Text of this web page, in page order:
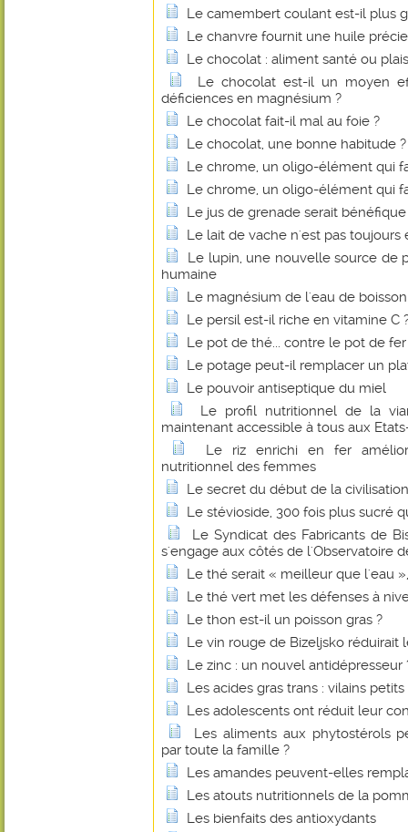
Le camembert coulant est-il plus
Le chanvre fournit une huile
Le chocolat : aliment santé ou
Le chocolat est-il un moyen
déficiences en magnésium ?
Le chocolat fait-il mal au foie ?
Le chocolat, une bonne habitude ?
Le chrome, un oligo-élément qui
Le chrome, un oligo-élément qui
Le jus de grenade serait
Le lait de vache n'est pas toujours
Le lupin, une nouvelle source de
humaine
Le magnésium de l'eau de
Le persil est-il riche en vitamine C
Le pot de thé... contre le pot de fer
Le potage peut-il remplacer un
Le pouvoir antiseptique du miel
Le profil nutritionnel de la
maintenant accessible à tous aux
Le riz enrichi en fer
nutritionnel des femmes
Le secret du début de la
Le stévioside, 300 fois plus sucré
Le Syndicat des Fabricants de
s'engage aux côtés de l'Observatoire
Le thé serait « meilleur que l'eau
Le thé vert met les défenses à
Le thon est-il un poisson gras ?
Le vin rouge de Bizeljsko réduirait
Le zinc : un nouvel antidépresseur
Les acides gras trans : vilains
Les adolescents ont réduit leur
Les aliments aux phytostérols
par toute la famille ?
Les amandes peuvent-elles
Les atouts nutritionnels de la
Les bienfaits des antioxydants